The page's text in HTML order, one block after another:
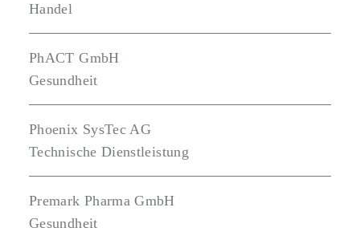
Handel
PhACT GmbH
Gesundheit
Phoenix SysTec AG
Technische Dienstleistung
Premark Pharma GmbH
Gesundheit